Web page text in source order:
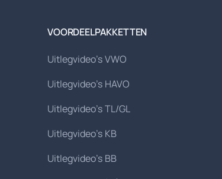
VOORDEELPAKKETTEN
Uitlegvideo's VWO
Uitlegvideo's HAVO
Uitlegvideo's TL/GL
Uitlegvideo's KB
Uitlegvideo's BB